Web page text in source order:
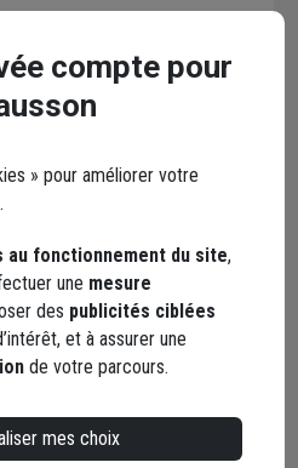
Envoyer
sociaux
compte pour
» pour améliorer votre
au fonctionnement du site,
une mesure
des publicités ciblées
et à assurer une
de votre parcours.
mes choix